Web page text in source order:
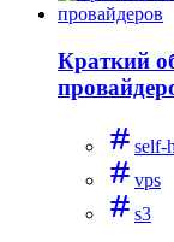
Краткий
self-
vps
s3